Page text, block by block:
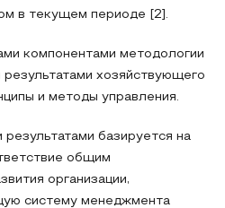
в текущем периоде [2].
компонентами методологии
хозяйствующего
и методы управления.
базируется на
общим
организации,
систему менеджмента